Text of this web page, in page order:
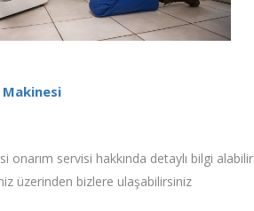
Makinesi
onarım servisi hakkında detaylı bilgi alabilir
üzerinden bizlere ulaşabilirsiniz